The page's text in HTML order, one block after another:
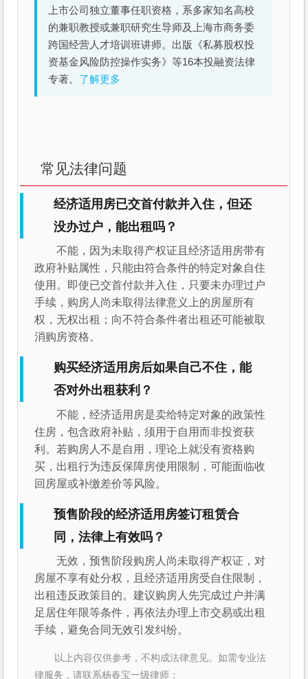
上市公司独立董事任职资格，系多家知名高校
的兼职教授或兼职研究生导师及上海市商务委
跨国经营人才培训班讲师。出版《私募股权投
资基金风险防控操作实务》等16本投融资法律
专著。 了解更多
常见法律问题
经济适用房已交首付款并入住，但还
没办过户，能出租吗？
不能，因为未取得产权证且经济适用房带有
政府补贴属性，只能由符合条件的特定对象自住
使用。即使已交首付款并入住，只要未办理过户
手续，购房人尚未取得法律意义上的房屋所有
权，无权出租；向不符合条件者出租还可能被取
消购房资格。
购买经济适用房后如果自己不住，能
否对外出租获利？
不能，经济适用房是卖给特定对象的政策性
住房，包含政府补贴，须用于自用而非投资获
利。若购房人不是自用，理论上就没有资格购
买，出租行为违反保障房使用限制，可能面临收
回房屋或补缴差价等风险。
预售阶段的经济适用房签订租赁合
同，法律上有效吗？
无效，预售阶段购房人尚未取得产权证，对
房屋不享有处分权，且经济适用房受自住限制，
出租违反政策目的。建议购房人先完成过户并满
足居住年限等条件，再依法办理上市交易或出租
手续，避免合同无效引发纠纷。
以上内容仅供参考，不构成法律意见。如需专业法
律服务，请联系杨春宝一级律师：